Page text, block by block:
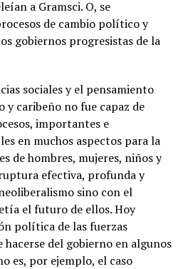
a Gramsci. O, se
de cambio político y
gobiernos progresistas de la
sociales y el pensamiento
caribeño no fue capaz de
importantes e
en muchos aspectos para la
de hombres, mujeres, niños y
efectiva, profunda y
sino con el
el futuro de ellos. Hoy
política de las fuerzas
del gobierno en algunos
es, por ejemplo, el caso